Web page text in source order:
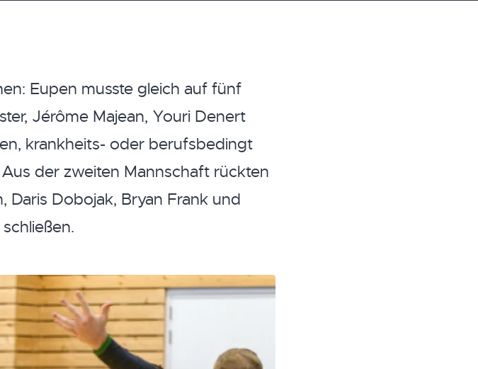
Eupen musste gleich auf fünf
Jérôme Majean, Youri Denert
krankheits- oder berufsbedingt
der zweiten Mannschaft rückten
Daris Dobojak, Bryan Frank und